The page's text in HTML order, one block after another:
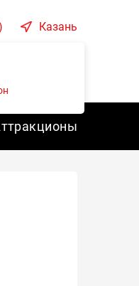
Казань